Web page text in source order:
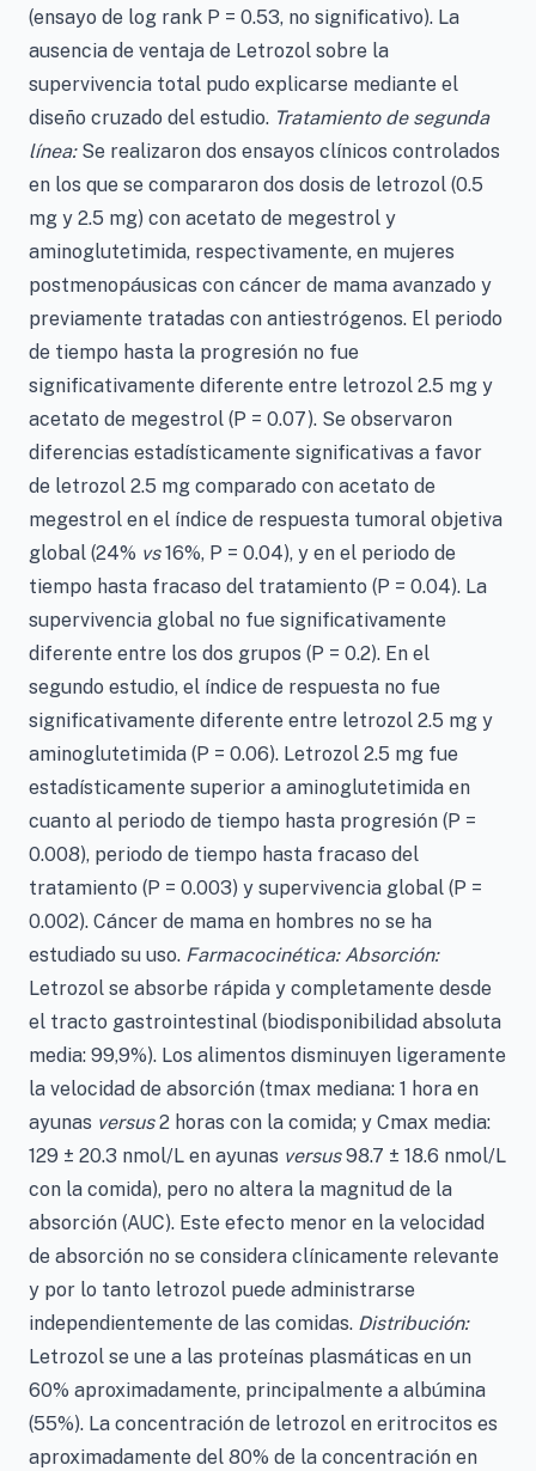
(ensayo de log rank P = 0.53, no significativo). La
ausencia de ventaja de Letrozol sobre la
supervivencia total pudo explicarse mediante el
diseño cruzado del estudio. Tratamiento de segunda
línea: Se realizaron dos ensayos clínicos controlados
en los que se compararon dos dosis de letrozol (0.5
mg y 2.5 mg) con acetato de megestrol y
aminoglutetimida, respectivamente, en mujeres
postmenopáusicas con cáncer de mama avanzado y
previamente tratadas con antiestrógenos. El periodo
de tiempo hasta la progresión no fue
significativamente diferente entre letrozol 2.5 mg y
acetato de megestrol (P = 0.07). Se observaron
diferencias estadísticamente significativas a favor
de letrozol 2.5 mg comparado con acetato de
megestrol en el índice de respuesta tumoral objetiva
global (24% vs16%, P = 0.04), y en el periodo de
tiempo hasta fracaso del tratamiento (P = 0.04). La
supervivencia global no fue significativamente
diferente entre los dos grupos (P = 0.2). En el
segundo estudio, el índice de respuesta no fue
significativamente diferente entre letrozol 2.5 mg y
aminoglutetimida (P = 0.06). Letrozol 2.5 mg fue
estadísticamente superior a aminoglutetimida en
cuanto al periodo de tiempo hasta progresión (P =
0.008), periodo de tiempo hasta fracaso del
tratamiento (P = 0.003) y supervivencia global (P =
0.002). Cáncer de mama en hombres no se ha
estudiado su uso. Farmacocinética: Absorción:
Letrozol se absorbe rápida y completamente desde
el tracto gastrointestinal (biodisponibilidad absoluta
media: 99,9%). Los alimentos disminuyen ligeramente
la velocidad de absorción (tmax mediana: 1 hora en
ayunas versus2 horas con la comida; y Cmax media:
129 ± 20.3 nmol/L en ayunas versus98.7 ± 18.6 nmol/L
con la comida), pero no altera la magnitud de la
absorción (AUC). Este efecto menor en la velocidad
de absorción no se considera clínicamente relevante
y por lo tanto letrozol puede administrarse
independientemente de las comidas. Distribución:
Letrozol se une a las proteínas plasmáticas en un
60% aproximadamente, principalmente a albúmina
(55%). La concentración de letrozol en eritrocitos es
aproximadamente del 80% de la concentración en